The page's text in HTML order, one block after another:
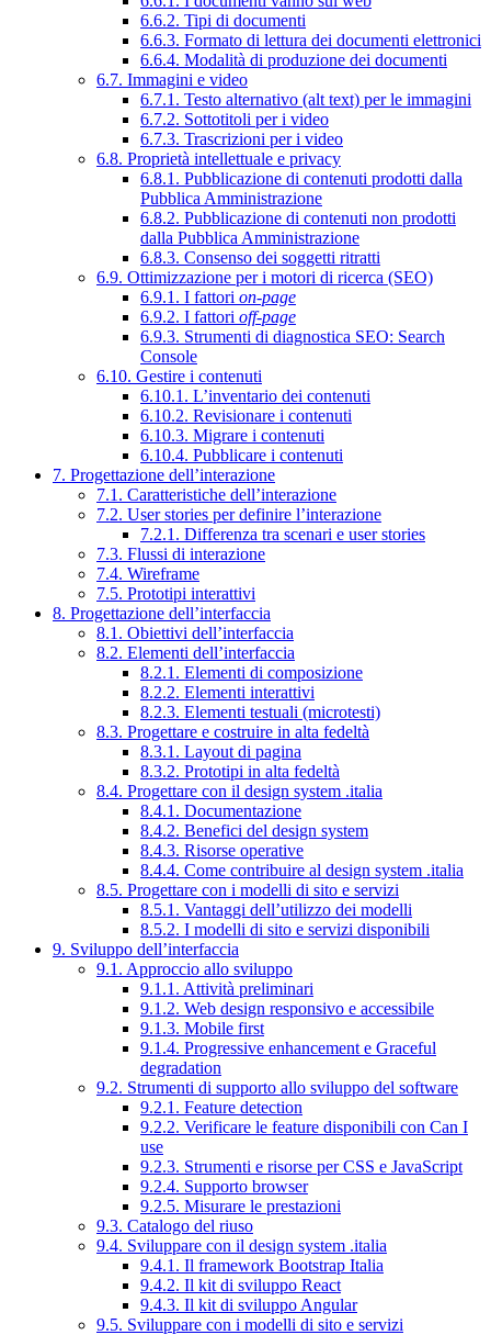
6.6.2. Tipi di documenti
6.6.3. Formato di lettura dei documenti elettronici
6.6.4. Modalità di produzione dei documenti
6.7. Immagini e video
6.7.1. Testo alternativo (alt text) per le immagini
6.7.2. Sottotitoli per i video
6.7.3. Trascrizioni per i video
6.8. Proprietà intellettuale e privacy
6.8.1. Pubblicazione di contenuti prodotti dalla
Pubblica Amministrazione
6.8.2. Pubblicazione di contenuti non prodotti
dalla Pubblica Amministrazione
6.8.3. Consenso dei soggetti ritratti
6.9. Ottimizzazione per i motori di ricerca (SEO)
6.9.1. I fattori on-page
6.9.2. I fattori off-page
6.9.3. Strumenti di diagnostica SEO: Search
Console
6.10. Gestire i contenuti
6.10.1. L’inventario dei contenuti
6.10.2. Revisionare i contenuti
6.10.3. Migrare i contenuti
6.10.4. Pubblicare i contenuti
7. Progettazione dell’interazione
7.1. Caratteristiche dell’interazione
7.2. User stories per definire l’interazione
7.2.1. Differenza tra scenari e user stories
7.3. Flussi di interazione
7.4. Wireframe
7.5. Prototipi interattivi
8. Progettazione dell’interfaccia
8.1. Obiettivi dell’interfaccia
8.2. Elementi dell’interfaccia
8.2.1. Elementi di composizione
8.2.2. Elementi interattivi
8.2.3. Elementi testuali (microtesti)
8.3. Progettare e costruire in alta fedeltà
8.3.1. Layout di pagina
8.3.2. Prototipi in alta fedeltà
8.4. Progettare con il design system .italia
8.4.1. Documentazione
8.4.2. Benefici del design system
8.4.3. Risorse operative
8.4.4. Come contribuire al design system .italia
8.5. Progettare con i modelli di sito e servizi
8.5.1. Vantaggi dell’utilizzo dei modelli
8.5.2. I modelli di sito e servizi disponibili
9. Sviluppo dell’interfaccia
9.1. Approccio allo sviluppo
9.1.1. Attività preliminari
9.1.2. Web design responsivo e accessibile
9.1.3. Mobile first
9.1.4. Progressive enhancement e Graceful
degradation
9.2. Strumenti di supporto allo sviluppo del software
9.2.1. Feature detection
9.2.2. Verificare le feature disponibili con Can I
use
9.2.3. Strumenti e risorse per CSS e JavaScript
9.2.4. Supporto browser
9.2.5. Misurare le prestazioni
9.3. Catalogo del riuso
9.4. Sviluppare con il design system .italia
9.4.1. Il framework Bootstrap Italia
9.4.2. Il kit di sviluppo React
9.4.3. Il kit di sviluppo Angular
9.5. Sviluppare con i modelli di sito e servizi